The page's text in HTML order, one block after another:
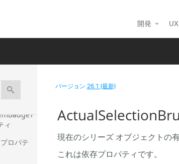
開発 UX
ィ
ロパテ
バージョン26.1 (最新)
現在のシリーズ オブジェクトの
これは依存プロパティです。